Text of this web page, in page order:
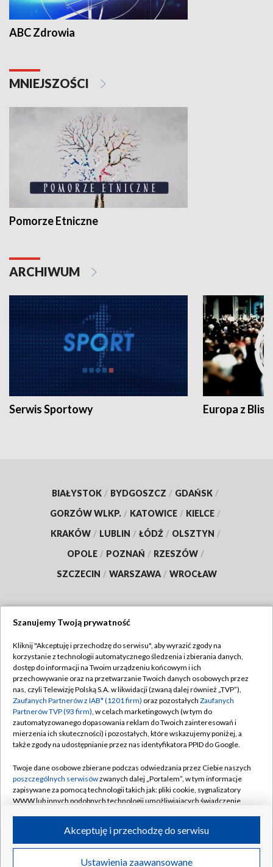
ABC Zdrowia
MNIEJSZOŚCI
Pomorze Etniczne
ARCHIWUM
Serwis Sportowy Europa z
BIAŁYSTOK / BYDGOSZCZ / GDAŃSK /
GORZÓW WLKP. / KATOWICE / KIELCE /
KRAKÓW / LUBLIN / ŁÓDŹ / OLSZTYN /
OPOLE / POZNAŃ / RZESZÓW /
SZCZECIN / WARSZAWA / WROCŁAW
TVP
Abonament TVP
Emisja w TVP
Centrum informacji TVP
Naziemna Telewizja Cyfrowa
Rada Programowa
System NOS
Informacje o nadawcy
Program dla prasy
Regulamin TVP
Polityka prywatności
Moje zgody
Pomoc
Kontakt
Kanały
©2026 Telewizja Polska S.A. w likwidacji
Szanujemy Twoją prywatność
Kliknij "Akceptuję i przechodzę do serwisu", aby wyrazić zgody na
korzystanie z technologii automatycznego śledzenia i zbierania danych,
dostęp do informacji na Twoim urządzeniu końcowym i ich
przechowywanie oraz na przetwarzanie Twoich danych osobowych przez
nas, czyli Telewizję Polską S.A. w likwidacji (zwaną dalej również „TVP”),
Zaufanych Partnerów z IAB* (1201 firm) oraz pozostałych Zaufanych
Partnerów TVP (93 firm), w celach marketingowych (w tym do
zautomatyzowanego dopasowania reklam do Twoich zainteresowań i
mierzenia ich skuteczności) i pozostałych, które wskazujemy poniżej, a
także zgody na udostępnianie przez nas identyfikatora PPID do Google.
Twoje dane osobowe zbierane podczas odwiedzania przez Ciebie naszych
poszczególnych serwisówzwanych dalej „Portalem”, w tym informacje
zapisywane za pomocą technologii takich jak: pliki cookie, sygnalizatory
WWW lub innych podobnych technologii umożliwiających świadczenie
ruchu w Internecie.
Twoje dane osobowe zbierane podczas odwiedzania przez Ciebie
Ustawienia zaawansowane
Akceptuję i przechodzę do serwisu